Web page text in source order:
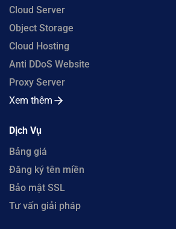
Cloud Server
Object Storage
Cloud Hosting
Anti DDoS Website
Proxy Server
Xem thêm
Dịch Vụ
Bảng giá
Đăng ký tên miền
Bảo mật SSL
Tư vấn giải pháp